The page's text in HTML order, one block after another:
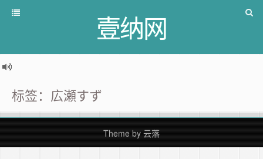
壹纳网
标签：広瀬すず
Theme by 云落